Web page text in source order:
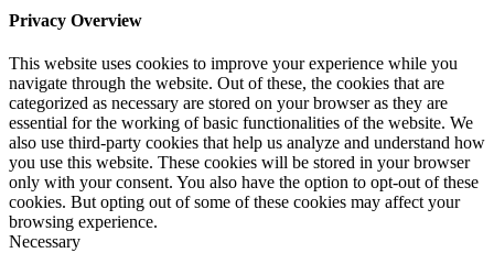
Privacy Overview
This website uses cookies to improve your experience while you
navigate through the website. Out of these, the cookies that are
categorized as necessary are stored on your browser as they are
essential for the working of basic functionalities of the website. We
also use third-party cookies that help us analyze and understand how
you use this website. These cookies will be stored in your browser
only with your consent. You also have the option to opt-out of these
cookies. But opting out of some of these cookies may affect your
browsing experience.
Necessary